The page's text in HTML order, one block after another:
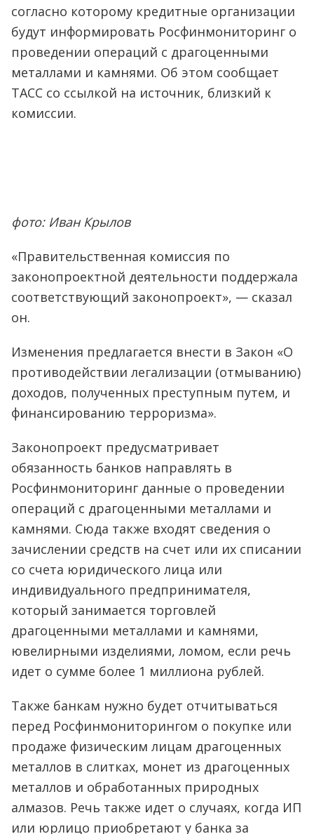
согласно которому кредитные организации
будут информировать Росфинмониторинг о
проведении операций с драгоценными
металлами и камнями. Об этом сообщает
ТАСС со ссылкой на источник, близкий к
комиссии.
фото: Иван Крылов
«Правительственная комиссия по
законопроектной деятельности поддержала
соответствующий законопроект», — сказал
он.
Изменения предлагается внести в Закон «О
противодействии легализации (отмыванию)
доходов, полученных преступным путем, и
финансированию терроризма».
Законопроект предусматривает
обязанность банков направлять в
Росфинмониторинг данные о проведении
операций с драгоценными металлами и
камнями. Сюда также входят сведения о
зачислении средств на счет или их списании
со счета юридического лица или
индивидуального предпринимателя,
который занимается торговлей
драгоценными металлами и камнями,
ювелирными изделиями, ломом, если речь
идет о сумме более 1 миллиона рублей.
Также банкам нужно будет отчитываться
перед Росфинмониторингом о покупке или
продаже физическим лицам драгоценных
металлов в слитках, монет из драгоценных
металлов и обработанных природных
алмазов. Речь также идет о случаях, когда ИП
или юрлицо приобретают у банка за